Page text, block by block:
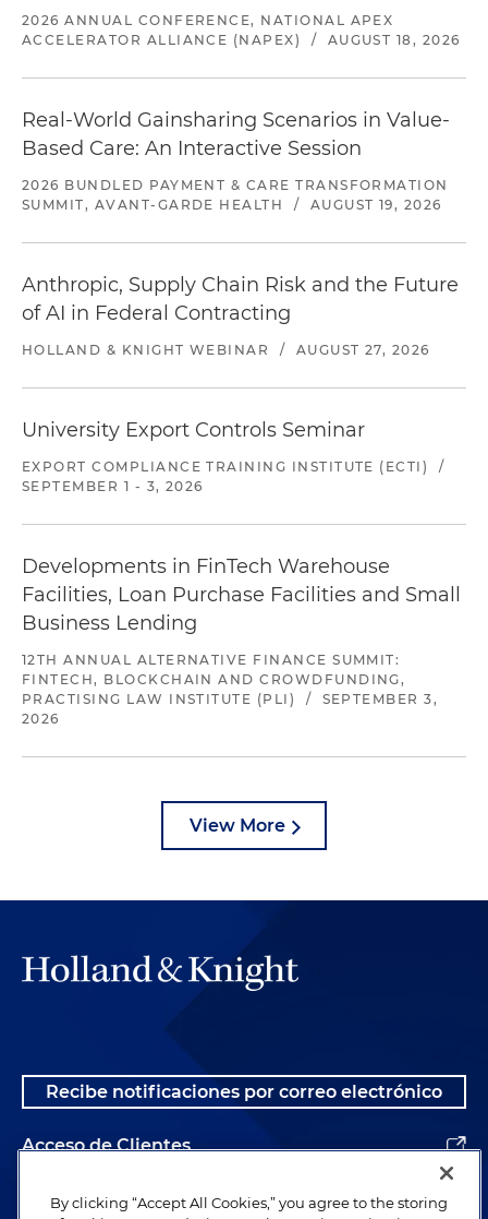
2026 ANNUAL CONFERENCE, NATIONAL APEX
ACCELERATOR ALLIANCE (NAPEX)
/ AUGUST 18, 2026
Real-World Gainsharing Scenarios in Value-
Based Care: An Interactive Session
2026 BUNDLED PAYMENT & CARE TRANSFORMATION
SUMMIT, AVANT-GARDE HEALTH
/ AUGUST 19, 2026
Anthropic, Supply Chain Risk and the Future
of AI in Federal Contracting
HOLLAND & KNIGHT WEBINAR / AUGUST 27, 2026
University Export Controls Seminar
EXPORT COMPLIANCE TRAINING INSTITUTE (ECTI)
/
SEPTEMBER 1 - 3, 2026
Developments in FinTech Warehouse
Facilities, Loan Purchase Facilities and Small
Business Lending
12TH ANNUAL ALTERNATIVE FINANCE SUMMIT:
FINTECH, BLOCKCHAIN AND CROWDFUNDING,
PRACTISING LAW INSTITUTE (PLI)
/
SEPTEMBER 3,
2026
View More
Recibe notificaciones por correo electrónico
Acceso de Clientes
Alumnos
By clicking “Accept All Cookies,” you agree to the storing